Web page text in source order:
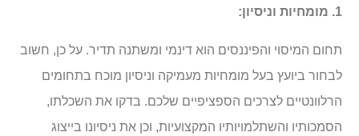
1. מומחיות וניסיון:
תחום המיסוי והפיננסים הוא דינמי ומשתנה תדיר. על כן, חשוב
לבחור ביועץ בעל מומחיות מעמיקה וניסיון מוכח בתחומים
הרלוונטיים לצרכים הספציפיים שלכם. בדקו את השכלתו,
הסמכותיו והשתלמויותיו המקצועיות, וכן את ניסיונו בייצוג